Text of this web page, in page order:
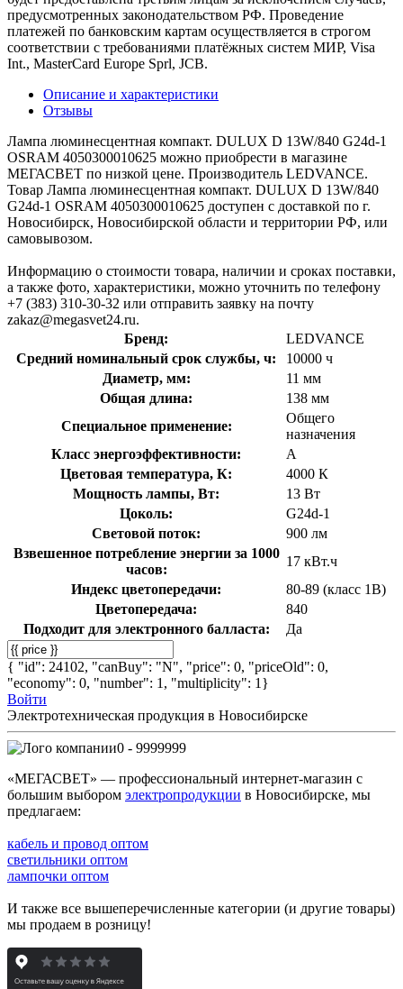
предусмотренных законодательством РФ. Проведение
платежей по банковским картам осуществляется в строгом
соответствии с требованиями платёжных систем МИР, Visa
Int., MasterCard Europe Sprl, JCB.
Описание и характеристики
Отзывы
Лампа люминесцентная компакт. DULUX D 13W/840 G24d-1
OSRAM 4050300010625 можно приобрести в магазине
МЕГАСВЕТ по низкой цене. Производитель LEDVANCE.
Товар Лампа люминесцентная компакт. DULUX D 13W/840
G24d-1 OSRAM 4050300010625 доступен с доставкой по г.
Новосибирск, Новосибирской области и территории РФ, или
самовывозом.
Информацию о стоимости товара, наличии и сроках поставки,
а также фото, характеристики, можно уточнить по телефону
+7 (383) 310-30-32 или отправить заявку на почту
zakaz@megasvet24.ru.
Бренд:
LEDVANCE
Средний номинальный срок службы, ч:
10000 ч
Диаметр, мм:
11 мм
Общая длина:
138 мм
Специальное применение:
Общего
назначения
Класс энергоэффективности:
A
Цветовая температура, К:
4000 К
Мощность лампы, Вт:
13 Вт
Цоколь:
G24d-1
Световой поток:
900 лм
Взвешенное потребление энергии за 1000
часов:
17 кВт.ч
Индекс цветопередачи:
80-89 (класс 1В)
Цветопередача:
840
Подходит для электронного балласта:
Да
{ "id": 24102, "canBuy": "N", "price": 0, "priceOld": 0,
"economy": 0, "number": 1, "multiplicity": 1}
Войти
Электротехническая продукция в Новосибирске
0 - 9999999
«МЕГАСВЕТ» — профессиональный интернет-магазин с
большим выбором электропродукции в Новосибирске, мы
предлагаем:
кабель и провод оптом
светильники оптом
лампочки оптом
И также все вышеперечисленные категории (и другие товары)
мы продаем в розницу!